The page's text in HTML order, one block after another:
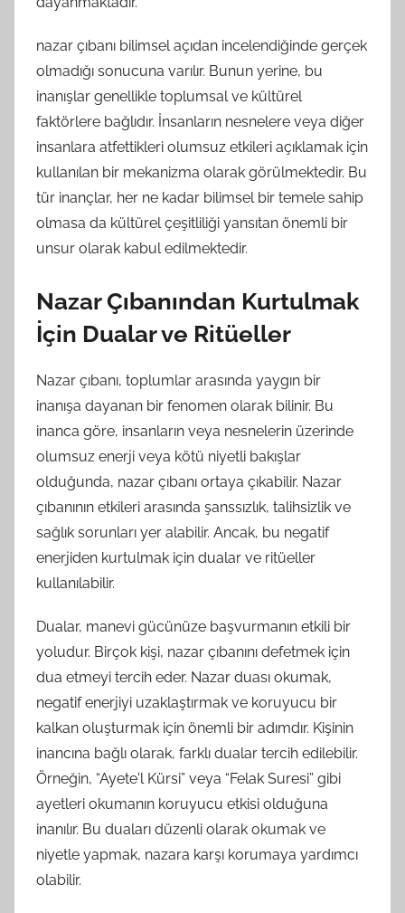
nazar çıbanı bilimsel açıdan incelendiğinde gerçek
olmadığı sonucuna varılır. Bunun yerine, bu
inanışlar genellikle toplumsal ve kültürel
faktörlere bağlıdır. İnsanların nesnelere veya diğer
insanlara atfettikleri olumsuz etkileri açıklamak için
kullanılan bir mekanizma olarak görülmektedir. Bu
tür inançlar, her ne kadar bilimsel bir temele sahip
olmasa da kültürel çeşitliliği yansıtan önemli bir
unsur olarak kabul edilmektedir.
Nazar Çıbanından Kurtulmak
İçin Dualar ve Ritüeller
Nazar çıbanı, toplumlar arasında yaygın bir
inanışa dayanan bir fenomen olarak bilinir. Bu
inanca göre, insanların veya nesnelerin üzerinde
olumsuz enerji veya kötü niyetli bakışlar
olduğunda, nazar çıbanı ortaya çıkabilir. Nazar
çıbanının etkileri arasında şanssızlık, talihsizlik ve
sağlık sorunları yer alabilir. Ancak, bu negatif
enerjiden kurtulmak için dualar ve ritüeller
kullanılabilir.
Dualar, manevi gücünüze başvurmanın etkili bir
yoludur. Birçok kişi, nazar çıbanını defetmek için
dua etmeyi tercih eder. Nazar duası okumak,
negatif enerjiyi uzaklaştırmak ve koruyucu bir
kalkan oluşturmak için önemli bir adımdır. Kişinin
inancına bağlı olarak, farklı dualar tercih edilebilir.
Örneğin, “Ayete'l Kürsi” veya “Felak Suresi” gibi
ayetleri okumanın koruyucu etkisi olduğuna
inanılır. Bu duaları düzenli olarak okumak ve
niyetle yapmak, nazara karşı korumaya yardımcı
olabilir.